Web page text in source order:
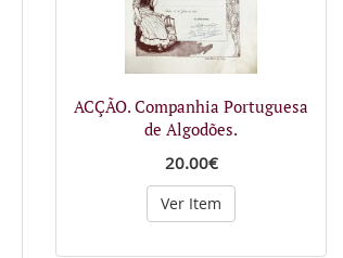
ACÇÃO. Companhia Portuguesa
de Algodões.
20.00€
Ver Item